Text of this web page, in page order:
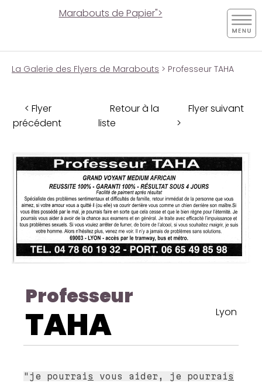
Marabouts de Papier">
La Galerie des Flyers de Marabouts > Professeur TAHA
< Flyer
précédent
Retour à la
liste
Flyer suivant
>
Professeur
TAHA Lyon
"je pourrais vous aider, je pourrais